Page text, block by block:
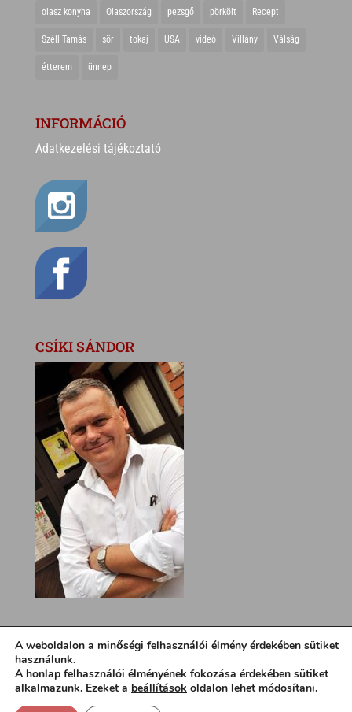
olasz konyha Olaszország pezsgő pörkölt Recept
Széll Tamás sör tokaj USA videó Villány Válság
étterem ünnep
INFORMÁCIÓ
Adatkezelési tájékoztató
CSÍKI SÁNDOR
A weboldalon a minőségi felhasználói élmény érdekében sütiket
használunk.
A honlap felhasználói élményének fokozása érdekében sütiket
alkalmazunk. Ezeket a beállítások oldalon lehet módosítani.